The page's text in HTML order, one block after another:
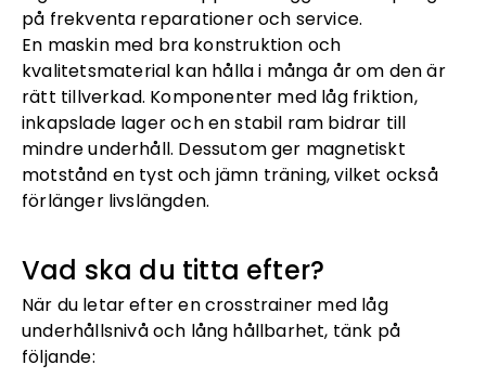
på frekventa reparationer och service.
En maskin med bra konstruktion och
kvalitetsmaterial kan hålla i många år om den är
rätt tillverkad. Komponenter med låg friktion,
inkapslade lager och en stabil ram bidrar till
mindre underhåll. Dessutom ger magnetiskt
motstånd en tyst och jämn träning, vilket också
förlänger livslängden.
Vad ska du titta efter?
När du letar efter en crosstrainer med låg
underhållsnivå och lång hållbarhet, tänk på
följande: